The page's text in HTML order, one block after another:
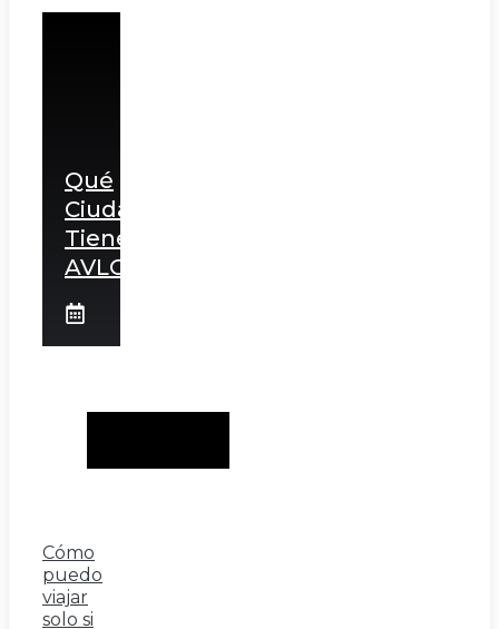
Qué
Ciudades
Tienen
AVLO
Cómo
puedo
viajar
solo si